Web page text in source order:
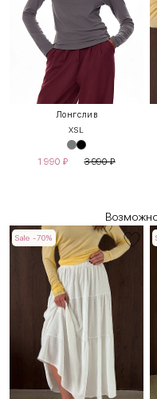
Лонгслив
XSL
1 990 ₽ 3 990₽
Sale -70%